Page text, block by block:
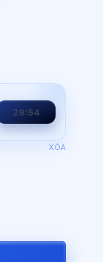
Khoảng
1.200.000đ
29:54
XÓA